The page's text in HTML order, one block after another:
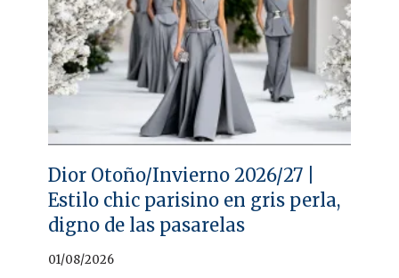
Dior Otoño/Invierno 2026/27 |
Estilo chic parisino en gris perla,
digno de las pasarelas
01/08/2026